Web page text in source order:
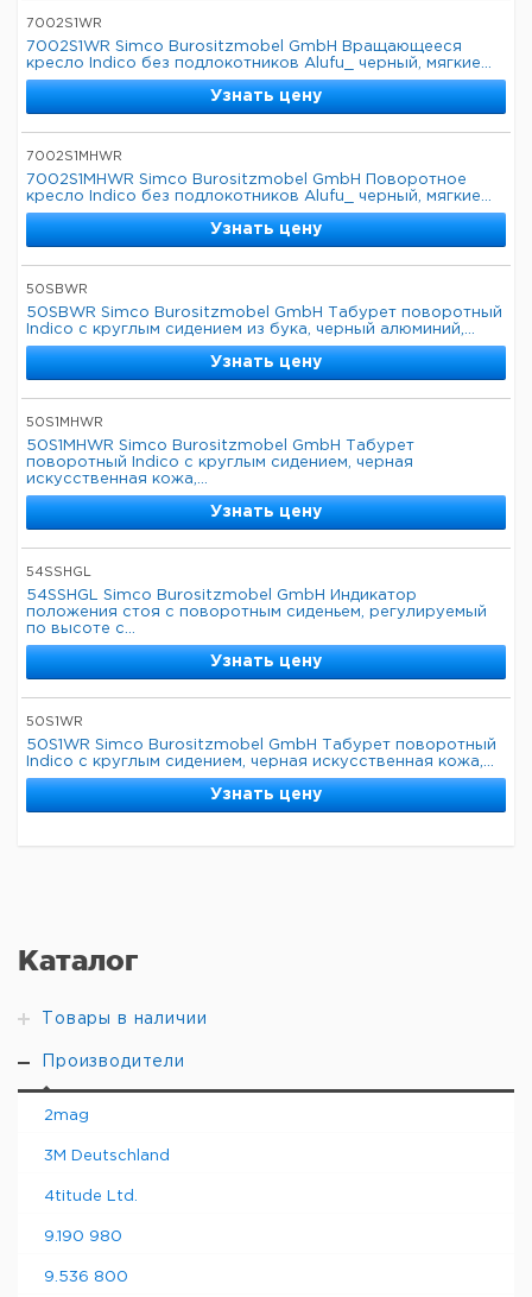
Каталог
Товары в наличии
Производители
2mag
3M Deutschland
4titude Ltd.
9.190 980
9.536 800
7002S1WR
7002S1WR Simco Burositzmobel GmbH Вращающееся
кресло Indico без подлокотников Alufu_ черный, мягкие...
Узнать цену
7002S1MHWR
7002S1MHWR Simco Burositzmobel GmbH Поворотное
кресло Indico без подлокотников Alufu_ черный, мягкие...
Узнать цену
50SBWR
50SBWR Simco Burositzmobel GmbH Табурет поворотный
Indico с круглым сидением из бука, черный алюминий,...
Узнать цену
50S1MHWR
50S1MHWR Simco Burositzmobel GmbH Табурет
поворотный Indico с круглым сидением, черная
искусственная кожа,...
Узнать цену
54SSHGL
54SSHGL Simco Burositzmobel GmbH Индикатор
положения стоя с поворотным сиденьем, регулируемый
по высоте с...
Узнать цену
50S1WR
50S1WR Simco Burositzmobel GmbH Табурет поворотный
Indico с круглым сидением, черная искусственная кожа,...
Узнать цену